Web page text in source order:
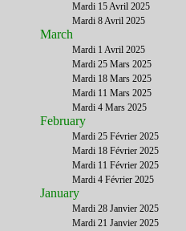
Mardi 15 Avril 2025
Mardi 8 Avril 2025
March
Mardi 1 Avril 2025
Mardi 25 Mars 2025
Mardi 18 Mars 2025
Mardi 11 Mars 2025
Mardi 4 Mars 2025
February
Mardi 25 Février 2025
Mardi 18 Février 2025
Mardi 11 Février 2025
Mardi 4 Février 2025
January
Mardi 28 Janvier 2025
Mardi 21 Janvier 2025